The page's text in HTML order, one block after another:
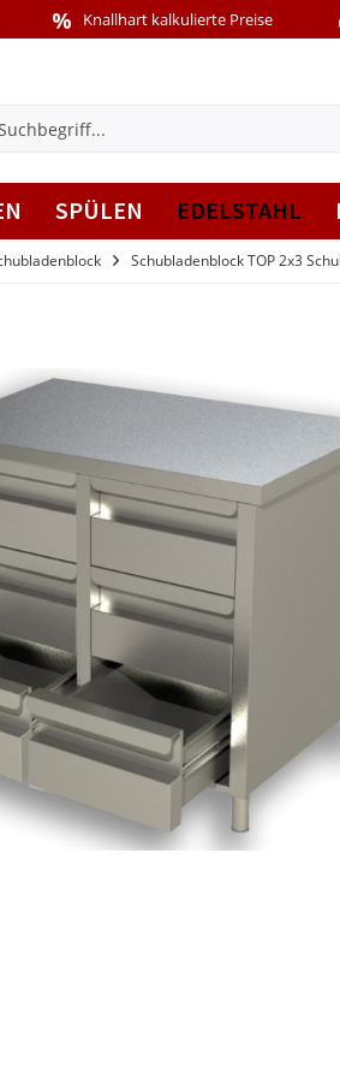
Knallhart kalkulierte Preise
SPÜLEN EDELSTAHL
Schubladenblock TOP 2x3